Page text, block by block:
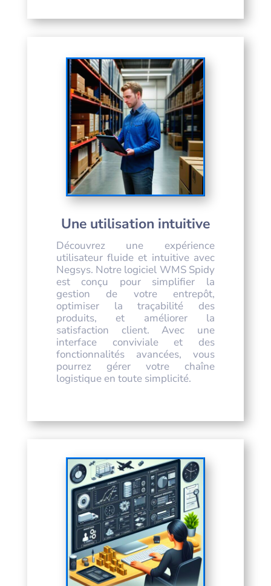
Une utilisation intuitive
Découvrez une expérience
utilisateur fluide et intuitive avec
Negsys. Notre logiciel WMS Spidy
est conçu pour simplifier la
gestion de votre entrepôt,
optimiser la traçabilité des
produits, et améliorer la
satisfaction client. Avec une
interface conviviale et des
fonctionnalités avancées, vous
pourrez gérer votre chaîne
logistique en toute simplicité.